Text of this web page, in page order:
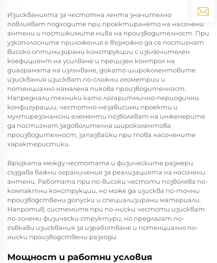
Изискванията за честотна лента значително
повлияват подходите при проектирането на насочени
антени и постижимите нива на производителност. При
узкополосните приложения е възможно да се постигнат
високо оптимизирани конструкции с изключителен
коефициент на усилване и прецизен контрол на
диаграмата на излъчване, докато широколентовите
изисквания изискват по-сложни геометрии и
потенциално намалена пикова производителност.
Напреднали техники като логаритмично-периодични
конфигурации, честотно-независими проекти и
мултирезонансни елементи позволяват на инженерите
да постигнат задоволителна широколентова
производителност, запазвайки при това насочените
характеристики.
Връзката между честотата и физическите размери
създава важни ограничения за реализацията на насочени
антени. Работата при по-високи честоти позволява по-
компактни конструкции, но може да изисква по-точни
производствени допуски и специализирани материали.
Напротив, системите при по-ниски честоти изискват
по-големи физически структури, но предлагат по-
гъвкави изисквания за изработване и потенциално по-
ниски производствени разходи.
Мощност и работни условия